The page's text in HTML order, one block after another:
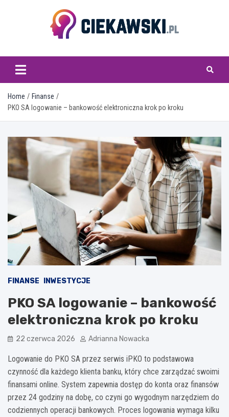
ciekawski.pl
Home
Finanse
PKO SA logowanie – bankowość elektroniczna krok po kroku
FINANSE INWESTYCJE
PKO SA logowanie – bankowość
elektroniczna krok po kroku
22 czerwca 2026 Adrianna Nowacka
Logowanie do PKO SA przez serwis iPKO to podstawowa
czynność dla każdego klienta banku, który chce zarządzać swoimi
finansami online. System zapewnia dostęp do konta oraz finansów
przez 24 godziny na dobę, co czyni go wygodnym narzędziem do
codziennych operacji bankowych. Proces logowania wymaga kilku